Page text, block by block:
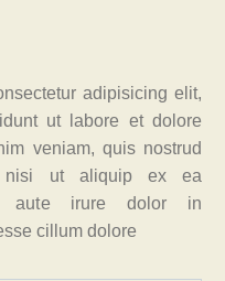
adipisicing elit,
ut labore et dolore
veniam, quis nostrud
nisi ut aliquip ex ea
aute irure dolor in
cillum dolore